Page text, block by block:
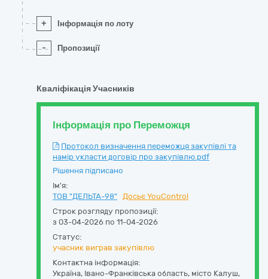
+ Інформація по лоту
- Пропозиції
Кваліфікація Учасників
Інформація про Переможця
Протокол визначення переможця закупівлі та
намір укласти договір про закупівлю.pdf
Рішення підписано
Ім'я:
ТОВ "ДЕЛЬТА-98"
Досьє YouControl
Строк розгляду пропозиції:
з 03-04-2026 по 11-04-2026
Статус:
учасник виграв закупівлю
Контактна інформація:
Україна, Івано-Франківська область, місто Калуш,